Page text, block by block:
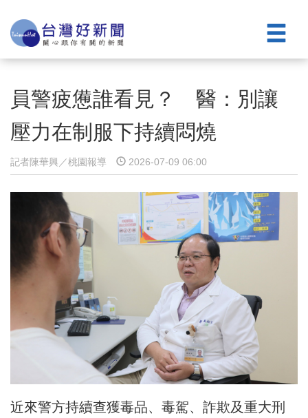
員警疲憊誰看見？ 醫：別讓
壓力在制服下持續悶燒
記者陳華興／桃園報導 2026-07-09 06:00
近來警方持續查獲毒品、毒駕、詐欺及重大刑